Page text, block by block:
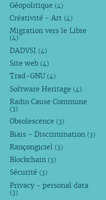
Géopolitique (4)
Créativité - Art (4)
Migration vers le Libre
(4)
DADVSI (4)
Site web (4)
Trad-GNU (4)
Software Heritage (4)
Radio Cause Commune
(3)
Obsolescence (3)
Biais - Discrimination (3)
Rançongiciel (3)
Blockchain (3)
Sécurité (3)
Privacy - personal data
(3)